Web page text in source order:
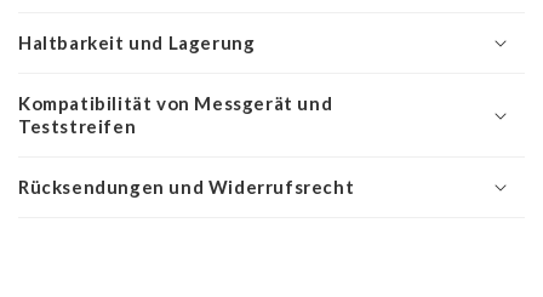
Haltbarkeit und Lagerung
Kompatibilität von Messgerät und
Teststreifen
Rücksendungen und Widerrufsrecht